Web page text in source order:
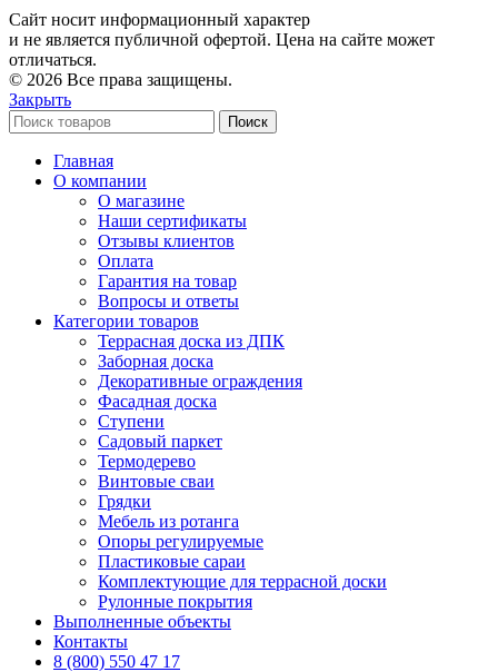
Сайт носит информационный характер
и не является публичной офертой. Цена на сайте может
отличаться.
© 2026 Все права защищены.
Закрыть
Поиск
Главная
О компании
О магазине
Наши сертификаты
Отзывы клиентов
Оплата
Гарантия на товар
Вопросы и ответы
Категории товаров
Террасная доска из ДПК
Заборная доска
Декоративные ограждения
Фасадная доска
Ступени
Садовый паркет
Термодерево
Винтовые сваи
Грядки
Мебель из ротанга
Опоры регулируемые
Пластиковые сараи
Комплектующие для террасной доски
Рулонные покрытия
Выполненные объекты
Контакты
8 (800) 550 47 17